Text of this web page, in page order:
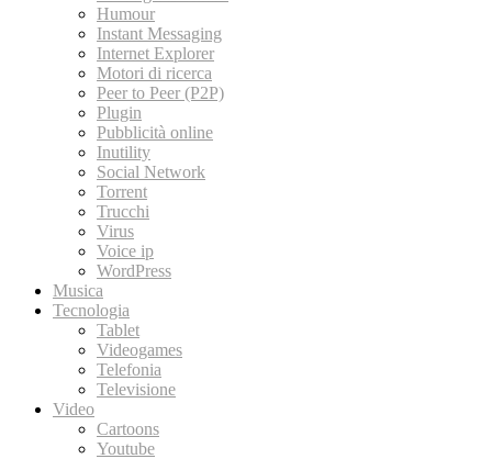
Humour
Instant Messaging
Internet Explorer
Motori di ricerca
Peer to Peer (P2P)
Plugin
Pubblicità online
Inutility
Social Network
Torrent
Trucchi
Virus
Voice ip
WordPress
Musica
Tecnologia
Tablet
Videogames
Telefonia
Televisione
Video
Cartoons
Youtube